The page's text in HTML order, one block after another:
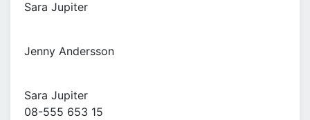
Sara Jupiter
Jenny Andersson
Sara Jupiter
08-555 653 15